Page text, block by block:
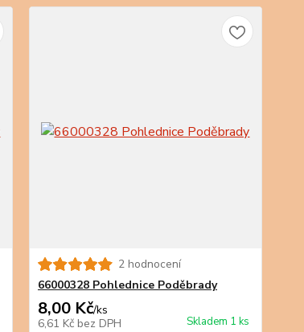
2 hodnocení
66000328 Pohlednice Poděbrady
8,00 Kč/ks
6,61 Kč bez DPH Skladem 1 ks